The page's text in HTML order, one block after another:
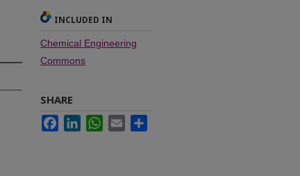
INCLUDED IN
Chemical Engineering
Commons
SHARE
FacebookLinkedInWhatsApp
Email